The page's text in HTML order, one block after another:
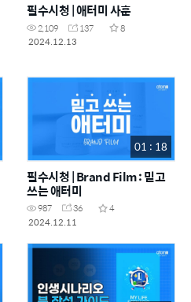
필수시청 | 애터미 사훈
2,109 137
8
2024.12.13
01 : 18
필수시청 | Brand Film : 믿고
쓰는 애터미
987 36
4
2024.12.11